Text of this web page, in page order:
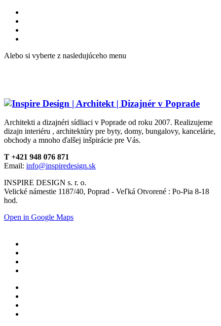
Alebo si vyberte z nasledujúceho menu
Architekti a dizajnéri sídliaci v Poprade od roku 2007. Realizujeme
dizajn interiéru , architektúry pre byty, domy, bungalovy, kancelárie,
obchody a mnoho ďalšej inšpirácie pre Vás.
T +421 948 076 871
Email: info@inspiredesign.sk
INSPIRE DESIGN s. r. o.
Velické námestie 1187/40, Poprad - Veľká Otvorené : Po-Pia 8-18
hod.
Open in Google Maps